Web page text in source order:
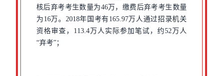
核后弃考考生数量为46万，缴费后弃考考生数量
为16万。2018年国考有165.97万人通过招录机关
资格审查，113.4万人实际参加笔试，约52万人
“弃考”；